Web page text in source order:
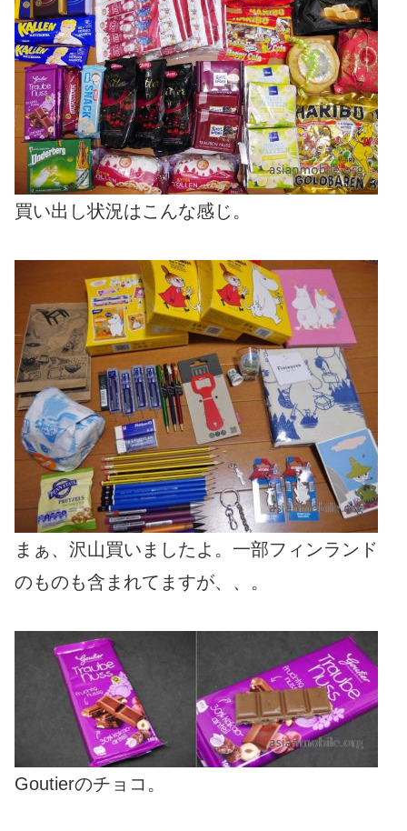
買い出し状況はこんな感じ。
まぁ、沢山買いましたよ。一部フィンランド
のものも含まれてますが、、。
Goutierのチョコ。